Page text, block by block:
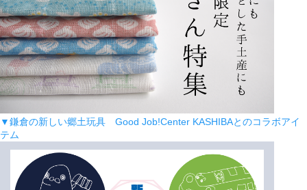
▼鎌倉の新しい郷土玩具 Good Job!Center KASHIBAとのコラボアイ
テム